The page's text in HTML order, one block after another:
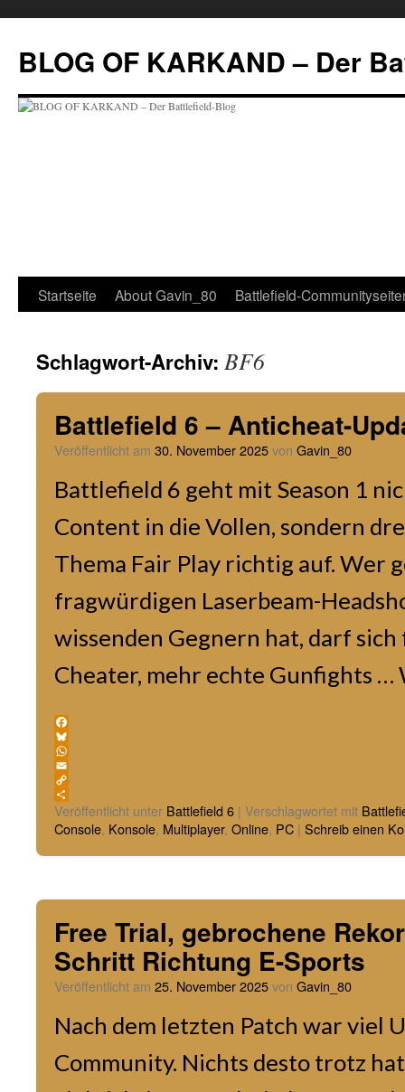
springen
BLOG OF KARKAND – Der
Startseite About Gavin_80 Battlefield-
Schlagwort-Archiv: BF6
Battlefield 6 – Anticheat-
Veröffentlicht am 30. November 2025von Gavin_80
Battlefield 6 geht mit Season 1
Content in die Vollen, sondern
Thema Fair Play richtig auf. Wer
fragwürdigen Laserbeam-
wissenden Gegnern hat, darf
Cheater, mehr echte Gunfights …
Facebook
Bluesky
WhatsApp
Email
Copy
Link
Teilen
Veröffentlicht unter Battlefield 6 | Verschlagwortet mit
Console, Konsole, Multiplayer, Online, PC | Schreib einen
Free Trial, gebrochene
Schritt Richtung E-Sports
Veröffentlicht am 25. November 2025von Gavin_80
Nach dem letzten Patch war viel
Community. Nichts desto trotz